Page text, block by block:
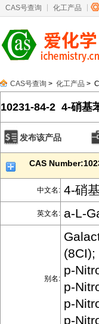
CAS号查询 化工产品
CAS号查询 > 化工产品 >
10231-84-2 4-硝基
发布该产品
CAS
中文名: 4-硝
英文名: a-L-
别名:
(8CI);
p-
p-
p-
p-